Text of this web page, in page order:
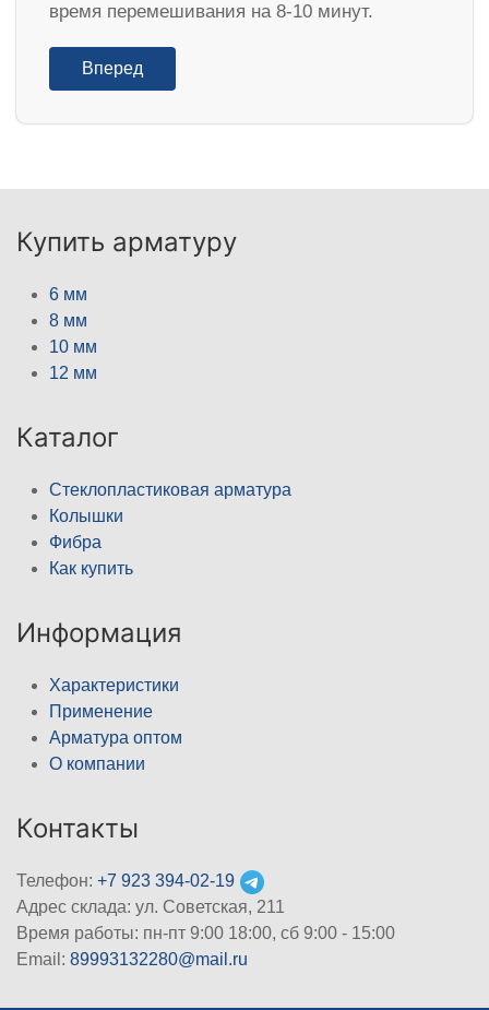
время перемешивания на 8-10 минут.
Вперед
Купить арматуру
6 мм
8 мм
10 мм
12 мм
Каталог
Стеклопластиковая арматура
Колышки
Фибра
Как купить
Информация
Характеристики
Применение
Арматура оптом
О компании
Контакты
Телефон: +7 923 394-02-19
Адрес склада: ул. Советская, 211
Время работы: пн-пт 9:00 18:00, сб 9:00 - 15:00
Email: 89993132280@mail.ru